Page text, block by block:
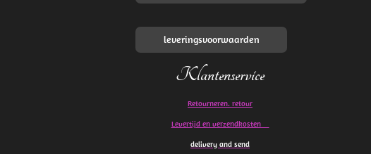
leveringsvoorwaarden
Klantenservice
Retourneren. retour
Levertijd en verzendkosten
delivery and send